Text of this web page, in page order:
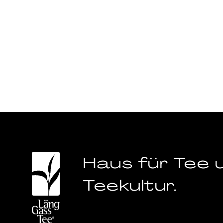
Haus für Tee
Teekultur.